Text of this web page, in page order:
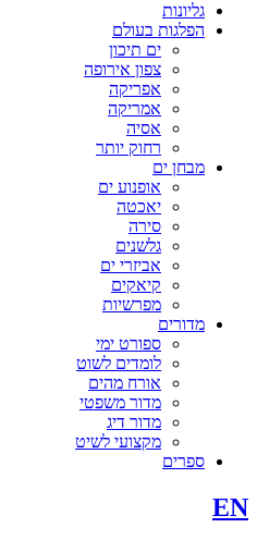
גליונות
הפלגות בעולם
ים תיכון
צפון אירופה
אפריקה
אמריקה
אסיה
רחוק יותר
מבחן ים
אופנוע ים
יאכטה
סירה
גלשנים
אביזרי ים
קיאקים
מפרשיות
מדורים
ספורט ימי
לומדים לשוט
אורח מהים
מדור משפטי
מדור דיג
מקצועי לשיט
ספרים
EN